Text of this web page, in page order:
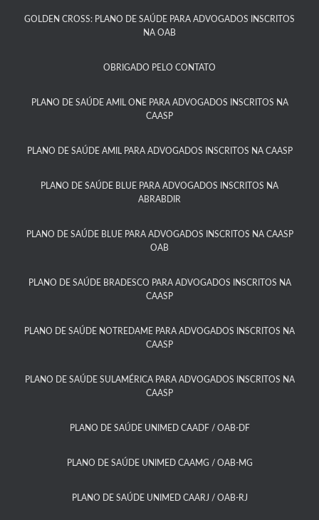
GOLDEN CROSS: PLANO DE SAÚDE PARA ADVOGADOS INSCRITOS
NA OAB
OBRIGADO PELO CONTATO
PLANO DE SAÚDE AMIL ONE PARA ADVOGADOS INSCRITOS NA
CAASP​
PLANO DE SAÚDE AMIL PARA ADVOGADOS INSCRITOS NA CAASP
PLANO DE SAÚDE BLUE PARA ADVOGADOS INSCRITOS NA
ABRABDIR
PLANO DE SAÚDE BLUE PARA ADVOGADOS INSCRITOS NA CAASP
OAB
PLANO DE SAÚDE BRADESCO PARA ADVOGADOS INSCRITOS NA
CAASP​
PLANO DE SAÚDE NOTREDAME PARA ADVOGADOS INSCRITOS NA
CAASP​
PLANO DE SAÚDE SULAMÉRICA PARA ADVOGADOS INSCRITOS NA
CAASP​
PLANO DE SAÚDE UNIMED CAADF / OAB-DF​
PLANO DE SAÚDE UNIMED CAAMG / OAB-MG​
PLANO DE SAÚDE UNIMED CAARJ / OAB-RJ​